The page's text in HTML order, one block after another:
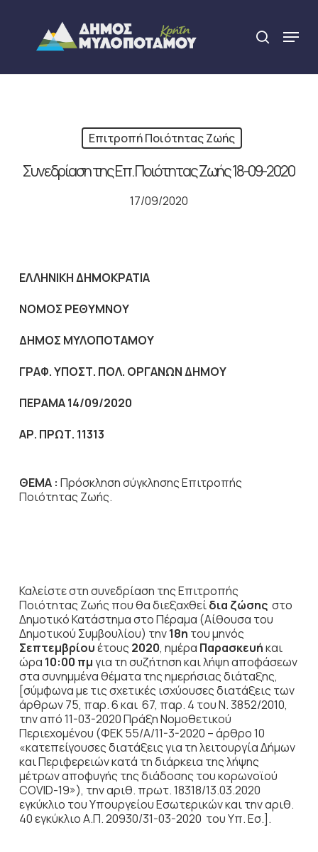
content
search
Menu
Επιτροπή Ποιότητας Ζωής
Συνεδρίαση της Επ. Ποιότητας Ζωής 18-09-2020
17/09/2020
ΕΛΛΗΝΙΚΗ ΔΗΜΟΚΡΑΤΙΑ
NOMOΣ ΡΕΘΥΜΝΟΥ
ΔΗΜΟΣ ΜΥΛΟΠΟΤΑΜΟΥ
ΓΡΑΦ. ΥΠΟΣΤ. ΠΟΛ. ΟΡΓΑΝΩΝ ΔΗΜΟΥ
ΠΕΡΑΜΑ 14/09/2020
ΑΡ. ΠΡΩΤ. 11313
ΘΕΜΑ : Πρόσκληση σύγκλησης Επιτροπής
Ποιότητας Ζωής.
Καλείστε στη συνεδρίαση της Επιτροπής
Ποιότητας Ζωής που θα διεξαχθείδια ζώσηςστο
Δημοτικό Κατάστημα στο Πέραμα (Αίθουσα του
Δημοτικού Συμβουλίου) την18η του μηνός
Σεπτεμβρίουέτους 2020, ημέρα Παρασκευήκαι
ώρα 10:00 πμγια τη συζήτησηκαι λήψη αποφάσεων
στα συνημμένα θέματα της ημερήσιας διάταξης,
[σύμφωνα με τις σχετικές ισχύουσες διατάξεις των
άρθρων 75, παρ. 6 και 67, παρ. 4 του Ν. 3852/2010,
την από 11-03-2020 Πράξη Νομοθετικού
Περιεχομένου (ΦΕΚ 55/Α/11-3-2020 – άρθρο 10
«κατεπείγουσες διατάξεις για τη λειτουργία Δήμων
και Περιφερειών κατά τη διάρκεια της λήψης
μέτρων αποφυγής της διάδοσης του κορωνοϊού
COVID-19»), την αριθ. πρωτ. 18318/13.03.2020
εγκύκλιο του Υπουργείου Εσωτερικών και την αριθ.
40 εγκύκλιο Α.Π. 20930/31-03-2020 του Υπ. Εσ.].
Close